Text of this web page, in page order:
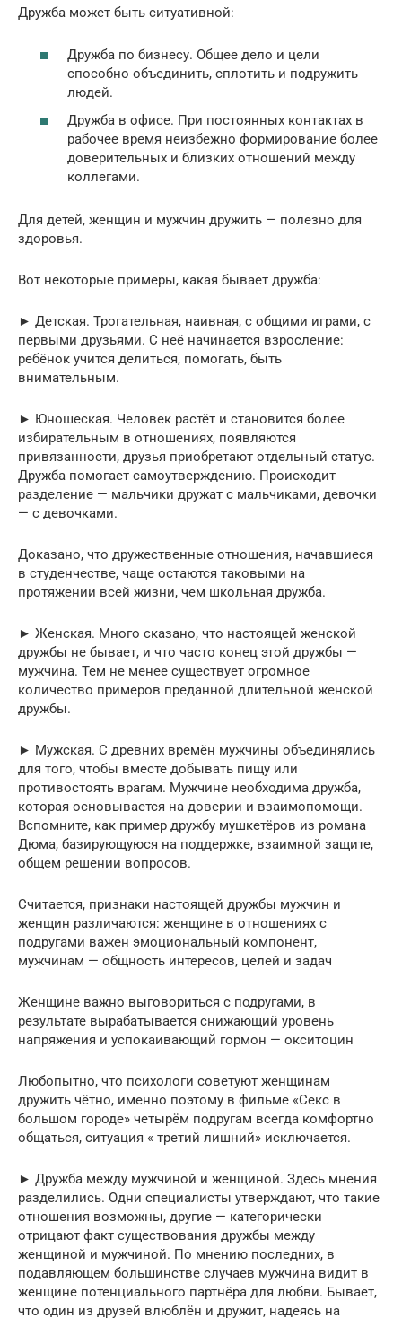
Дружба может быть ситуативной:
Дружба по бизнесу. Общее дело и цели
способно объединить, сплотить и подружить
людей.
Дружба в офисе. При постоянных контактах в
рабочее время неизбежно формирование более
доверительных и близких отношений между
коллегами.
Для детей, женщин и мужчин дружить — полезно для
здоровья.
Вот некоторые примеры, какая бывает дружба:
► Детская. Трогательная, наивная, с общими играми, с
первыми друзьями. С неё начинается взросление:
ребёнок учится делиться, помогать, быть
внимательным.
► Юношеская. Человек растёт и становится более
избирательным в отношениях, появляются
привязанности, друзья приобретают отдельный статус.
Дружба помогает самоутверждению. Происходит
разделение — мальчики дружат с мальчиками, девочки
— с девочками.
Доказано, что дружественные отношения, начавшиеся
в студенчестве, чаще остаются таковыми на
протяжении всей жизни, чем школьная дружба.
► Женская. Много сказано, что настоящей женской
дружбы не бывает, и что часто конец этой дружбы —
мужчина. Тем не менее существует огромное
количество примеров преданной длительной женской
дружбы.
► Мужская. С древних времён мужчины объединялись
для того, чтобы вместе добывать пищу или
противостоять врагам. Мужчине необходима дружба,
которая основывается на доверии и взаимопомощи.
Вспомните, как пример дружбу мушкетёров из романа
Дюма, базирующуюся на поддержке, взаимной защите,
общем решении вопросов.
Считается, признаки настоящей дружбы мужчин и
женщин различаются: женщине в отношениях с
подругами важен эмоциональный компонент,
мужчинам — общность интересов, целей и задач
Женщине важно выговориться с подругами, в
результате вырабатывается снижающий уровень
напряжения и успокаивающий гормон — окситоцин
Любопытно, что психологи советуют женщинам
дружить чётно, именно поэтому в фильме «Секс в
большом городе» четырём подругам всегда комфортно
общаться, ситуация « третий лишний» исключается.
► Дружба между мужчиной и женщиной. Здесь мнения
разделились. Одни специалисты утверждают, что такие
отношения возможны, другие — категорически
отрицают факт существования дружбы между
женщиной и мужчиной. По мнению последних, в
подавляющем большинстве случаев мужчина видит в
женщине потенциального партнёра для любви. Бывает,
что один из друзей влюблён и дружит, надеясь на